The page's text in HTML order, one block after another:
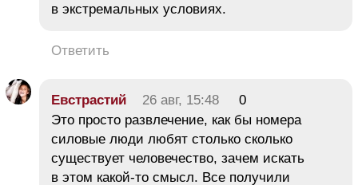
в экстремальных условиях.
Ответить
Евстрастий 26 авг, 15:48
0
Это просто развлечение, как бы номера
силовые люди любят столько сколько
существует человечество, зачем искать
в этом какой-то смысл. Все получили